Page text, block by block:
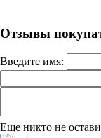
Отзывы
Введите имя:
Еще никто не